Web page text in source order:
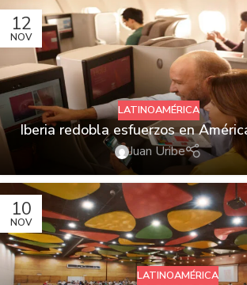
12
NOV
LATINOAMÉRICA
Iberia redobla esfuerzos en
Juan Uribe
10
NOV
LATINOAMÉRICA